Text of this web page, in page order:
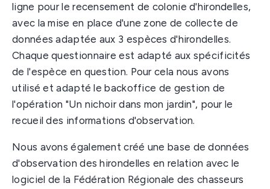
ligne pour le recensement de colonie d'hirondelles,
avec la mise en place d'une zone de collecte de
données adaptée aux 3 espèces d'hirondelles.
Chaque questionnaire est adapté aux spécificités
de l'espèce en question. Pour cela nous avons
utilisé et adapté le backoffice de gestion de
l'opération "Un nichoir dans mon jardin", pour le
recueil des informations d'observation.
Nous avons également créé une base de données
d'observation des hirondelles en relation avec le
logiciel de la Fédération Régionale des chasseurs